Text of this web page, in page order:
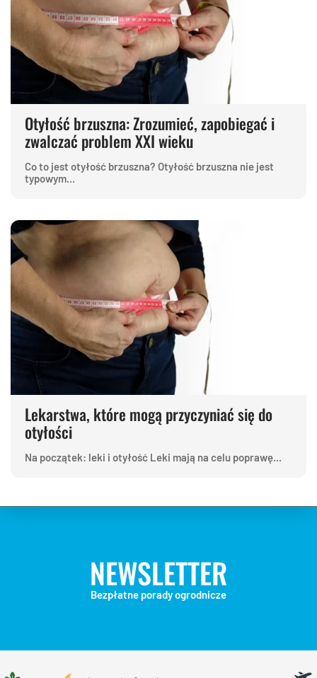
Otyłość brzuszna: Zrozumieć, zapobiegać i
zwalczać problem XXI wieku
Co to jest otyłość brzuszna? Otyłość brzuszna nie jest
typowym...
Lekarstwa, które mogą przyczyniać się do
otyłości
Na początek: leki i otyłość Leki mają na celu poprawę...
NEWSLETTER
Bezpłatne porady ogrodnicze